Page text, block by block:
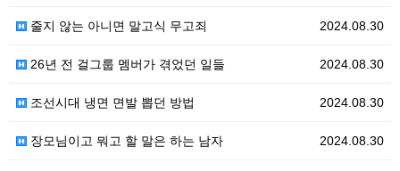
2024.08.30
줄지 않는 아니면 말고식 무고죄
2024.08.30
26년 전 걸그룹 멤버가 겪었던 일들
2024.08.30
조선시대 냉면 면발 뽑던 방법
2024.08.30
장모님이고 뭐고 할 말은 하는 남자